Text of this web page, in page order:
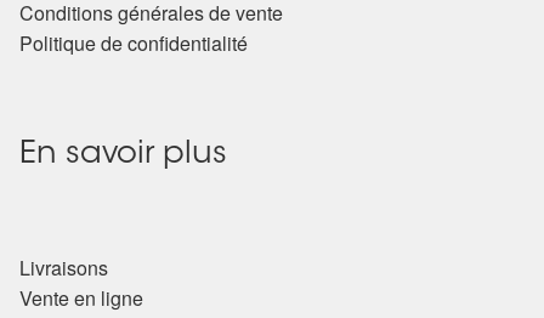
Mon compte
Détails du compte
Panier
Conditions générales de vente
Politique de confidentialité
En savoir plus
Livraisons
Vente en ligne